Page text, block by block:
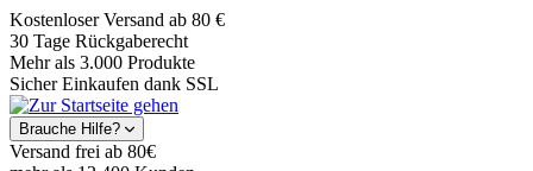
Kostenloser Versand ab 80 €
30 Tage Rückgaberecht
Mehr als 3.000 Produkte
Sicher Einkaufen dank SSL
Brauche Hilfe?
Versand frei ab 80€